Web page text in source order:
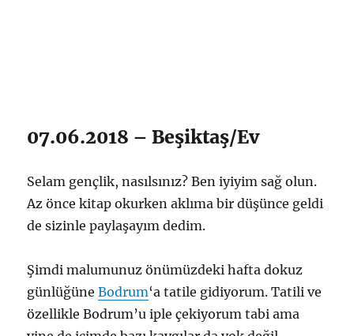
07.06.2018 – Beşiktaş/Ev
Selam gençlik, nasılsınız? Ben iyiyim sağ olun.
Az önce kitap okurken aklıma bir düşünce geldi
de sizinle paylaşayım dedim.
Şimdi malumunuz önümüzdeki hafta dokuz
günlüğüneBodrum‘a tatile gidiyorum. Tatili ve
özellikle Bodrum’u iple çekiyorum tabi ama